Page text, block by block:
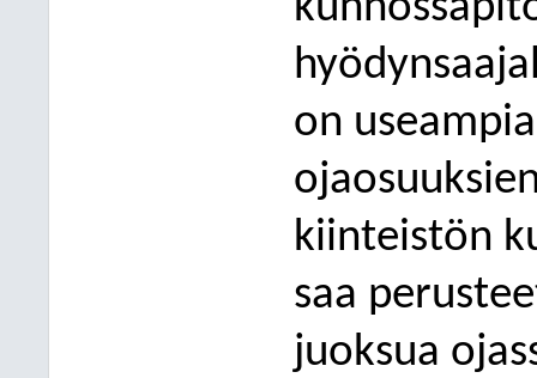
on
kiinteistön
saa
juoksua